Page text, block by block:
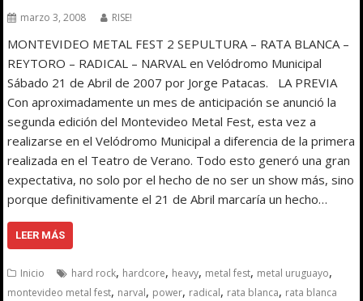
marzo 3, 2008 RISE!
MONTEVIDEO METAL FEST 2 SEPULTURA – RATA BLANCA –
REYTORO – RADICAL – NARVAL en Velódromo Municipal
Sábado 21 de Abril de 2007 por Jorge Patacas. LA PREVIA
Con aproximadamente un mes de anticipación se anunció la
segunda edición del Montevideo Metal Fest, esta vez a
realizarse en el Velódromo Municipal a diferencia de la primera
realizada en el Teatro de Verano. Todo esto generó una gran
expectativa, no solo por el hecho de no ser un show más, sino
porque definitivamente el 21 de Abril marcaría un hecho…
LEER MÁS
Inicio hard rock, hardcore, heavy, metal fest, metal uruguayo,
montevideo metal fest, narval, power, radical, rata blanca, rata blanca